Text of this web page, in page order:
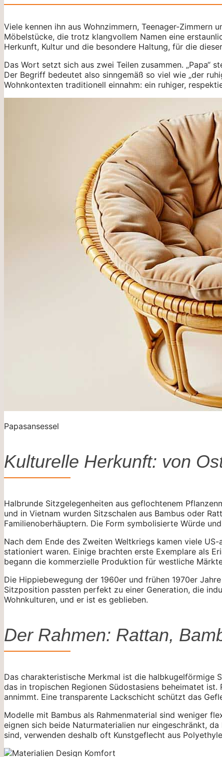
Viele kennen ihn aus Wohnzimmern, Teenager-
Möbelstücke, die trotz klangvollem Namen eine
Herkunft, Kultur und die besondere Haltung, für die
Das Wort setzt sich aus zwei Teilen zusammen. „Papa“
Der Begriff bedeutet also sinngemäß so viel wie „der
Wohnkontexten traditionell einnahm: ein ruhiger,
Papasansessel
Kulturelle Herkunft: von
Halbrunde Sitzgelegenheiten aus geflochtenem
und in Vietnam wurden Sitzschalen aus Bambus oder
Familienoberhäuptern. Die Form symbolisierte Würde
Nach dem Ende des Zweiten Weltkriegs kamen viele
stationiert waren. Einige brachten erste Exemplare als
begann die kommerzielle Produktion für westliche
Die Hippiebewegung der 1960er und frühen 1970er
Sitzposition passten perfekt zu einer Generation, die
Wohnkulturen, und er ist es geblieben.
Der Rahmen: Rattan,
Das charakteristische Merkmal ist die halbkugelförmige
das in tropischen Regionen Südostasiens beheimatet
annimmt. Eine transparente Lackschicht schützt das
Modelle mit Bambus als Rahmenmaterial sind weniger
eignen sich beide Naturmaterialien nur eingeschränkt,
sind, verwenden deshalb oft Kunstgeflecht aus